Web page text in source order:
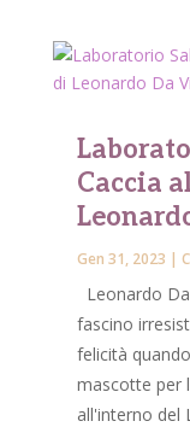
Caccia
Gen 31, 2023 |
Leonardo
fascino
felicità
mascotte per
all'interno del